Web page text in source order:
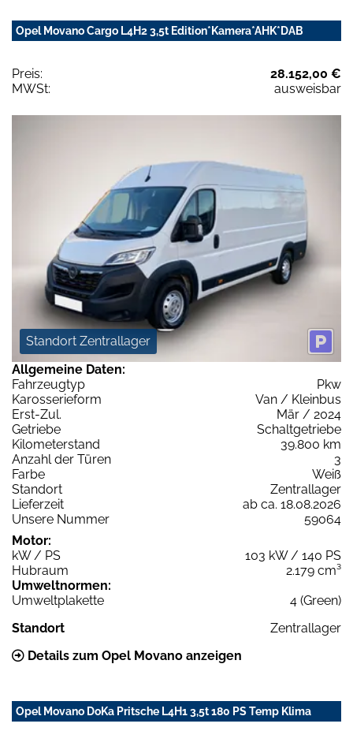
Opel Movano Cargo L4H2 3,5t Edition*Kamera*AHK*DAB
Preis:
28.152,00 €
MWSt:
ausweisbar
Standort Zentrallager
Allgemeine Daten:
Fahrzeugtyp
Pkw
Karosserieform
Van / Kleinbus
Erst-Zul.
Mär / 2024
Getriebe
Schaltgetriebe
Kilometerstand
39.800 km
Anzahl der Türen
3
Farbe
Weiß
Standort
Zentrallager
Lieferzeit
ab ca. 18.08.2026
Unsere Nummer
59064
Motor:
kW / PS
103 kW / 140 PS
Hubraum
2.179 cm³
Umweltnormen:
Umweltplakette
4 (Green)
Standort
Zentrallager
Details zum Opel Movano anzeigen
Opel Movano DoKa Pritsche L4H1 3,5t 180 PS Temp Klima